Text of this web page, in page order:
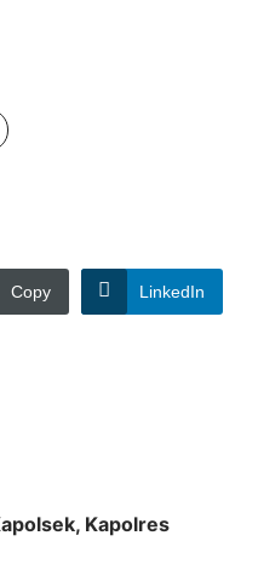
Copy LinkedIn
Kapolres